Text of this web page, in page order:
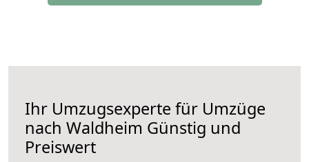
Ihr Umzugsexperte für Umzüge
nach Waldheim Günstig und
Preiswert